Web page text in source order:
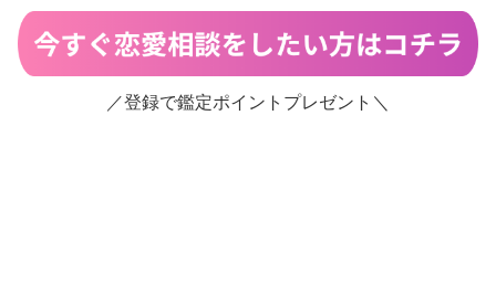
／登録で鑑定ポイントプレゼント＼